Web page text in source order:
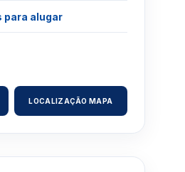
para alugar
LOCALIZAÇÃO MAPA